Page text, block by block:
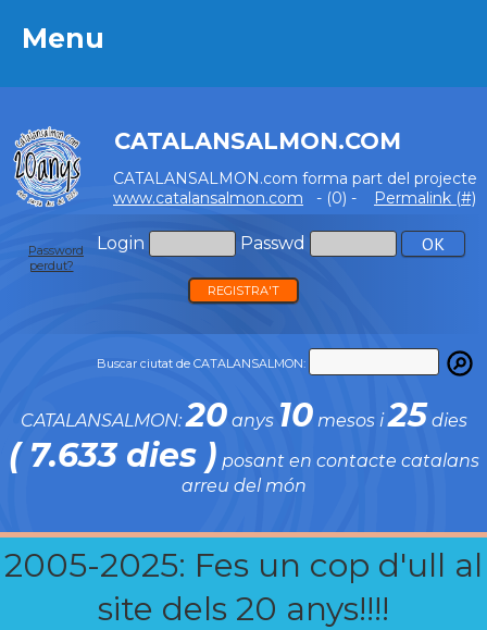
Menu
CATALANSALMON.COM
CATALANSALMON.com forma part del projecte
www.catalansalmon.com - (0) - Permalink (#)
Login Passwd
Password
perdut?
REGISTRA'T
Buscar ciutat de CATALANSALMON:
CATALANSALMON:20anys 10mesos i25 dies
( 7.633 dies ) posant en contacte catalans
arreu del món
2005-2025: Fes un cop d'ull al
site dels 20 anys!!!!
Menu